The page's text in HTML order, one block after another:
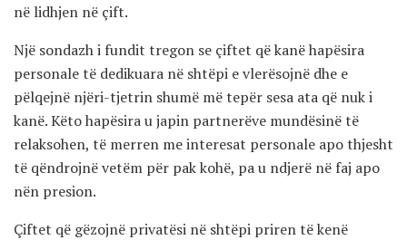
në lidhjen në çift.
Një sondazh i fundit tregon se çiftet që kanë hapësira
personale të dedikuara në shtëpi e vlerësojnë dhe e
pëlqejnë njëri-tjetrin shumë më tepër sesa ata që nuk i
kanë. Këto hapësira u japin partnerëve mundësinë të
relaksohen, të merren me interesat personale apo thjesht
të qëndrojnë vetëm për pak kohë, pa u ndjerë në faj apo
nën presion.
Çiftet që gëzojnë privatësi në shtëpi priren të kenë